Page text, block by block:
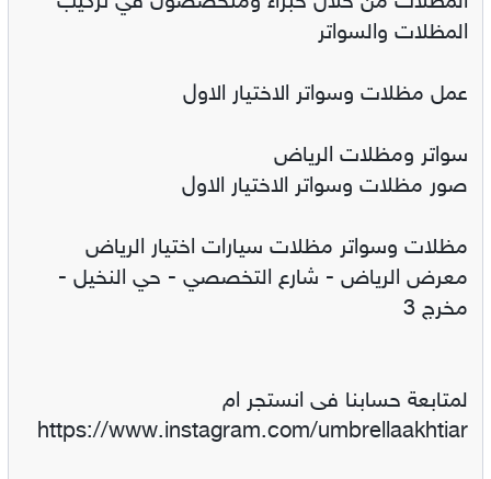
المظلات والسواتر
عمل مظلات وسواتر الاختيار الاول
سواتر ومظلات الرياض
صور مظلات وسواتر الاختيار الاول
مظلات وسواتر مظلات سيارات اختيار الرياض
معرض الرياض - شارع التخصصي - حي النخيل -
مخرج 3
https://www.instagram.com/umbrellaakhtiar